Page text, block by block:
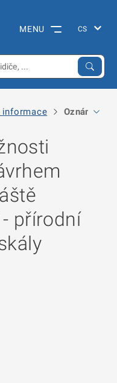
MENU
informace Oznámení
přírodní